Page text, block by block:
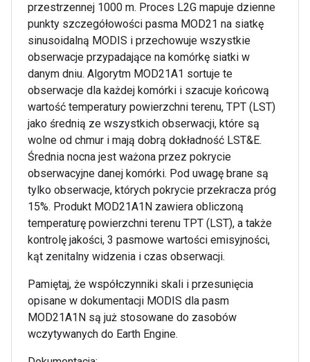
przestrzennej 1000 m. Proces L2G mapuje dzienne
punkty szczegółowości pasma MOD21 na siatkę
sinusoidalną MODIS i przechowuje wszystkie
obserwacje przypadające na komórkę siatki w
danym dniu. Algorytm MOD21A1 sortuje te
obserwacje dla każdej komórki i szacuje końcową
wartość temperatury powierzchni terenu, TPT (LST)
jako średnią ze wszystkich obserwacji, które są
wolne od chmur i mają dobrą dokładność LST&E.
Średnia nocna jest ważona przez pokrycie
obserwacyjne danej komórki. Pod uwagę brane są
tylko obserwacje, których pokrycie przekracza próg
15%. Produkt MOD21A1N zawiera obliczoną
temperaturę powierzchni terenu TPT (LST), a także
kontrolę jakości, 3 pasmowe wartości emisyjności,
kąt zenitalny widzenia i czas obserwacji.
Pamiętaj, że współczynniki skali i przesunięcia
opisane w dokumentacji MODIS dla pasm
MOD21A1N są już stosowane do zasobów
wczytywanych do Earth Engine.